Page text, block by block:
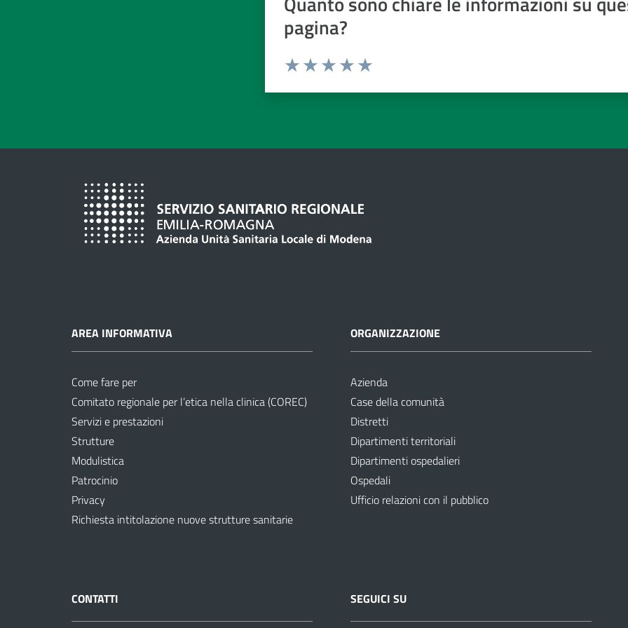
pagina?
Valuta da 1 a 5 stelle
AREA INFORMATIVA
Come fare per
Comitato regionale per l’etica nella clinica (COREC)
Servizi e prestazioni
Strutture
Modulistica
Patrocinio
Privacy
Richiesta intitolazione nuove strutture sanitarie
ORGANIZZAZIONE
Azienda
Case della comunità
Distretti
Dipartimenti territoriali
Dipartimenti ospedalieri
Ospedali
Ufficio relazioni con il pubblico
CONTATTI SEGUICI SU